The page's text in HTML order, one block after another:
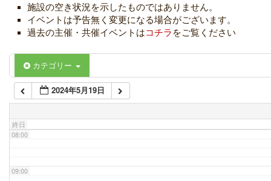
施設の空き状況を示したものではありません。
イベントは予告無く変更になる場合がございます。
過去の主催・共催イベントはコチラ をご覧ください
カテゴリー
2024年5月19日
終日
06:00
07:00
08:00
09:00